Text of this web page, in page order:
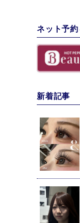
ネット予
新着記事